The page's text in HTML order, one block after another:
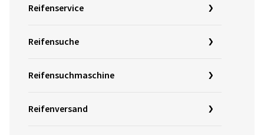
Reifenservice
Reifensuche
Reifensuchmaschine
Reifenversand